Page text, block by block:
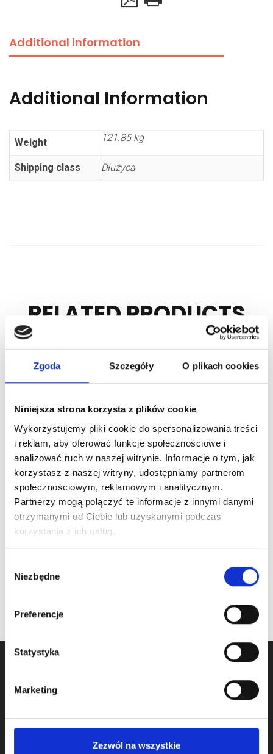
Zgoda Szczegóły O plikach cookies
Niniejsza strona korzysta z plików cookie
Wykorzystujemy pliki cookie do spersonalizowania treści
i reklam, aby oferować funkcje społecznościowe i
analizować ruch w naszej witrynie. Informacje o tym, jak
korzystasz z naszej witryny, udostępniamy partnerom
społecznościowym, reklamowym i analitycznym.
Partnerzy mogą połączyć te informacje z innymi danymi
otrzymanymi od Ciebie lub uzyskanymi podczas
korzystania z ich usług.
zgody
Niezbędne
Preferencje
Statystyka
Marketing
Zezwól na wszystkie
Additional information
Additional Information
Weight 121.85 kg
Shipping class Dłużyca
RELATED PRODUCTS
ARTICLE:KLS00230
Shot blasted spring
95/6.5/3000mm LEFT
Price inc. VAT
143.00 € / piece
ARTICLE:KLS00410
Shot blasted spring
152/8.5/3000mm LEFT
296.00 € / piece
oczekiwanie na dostawę